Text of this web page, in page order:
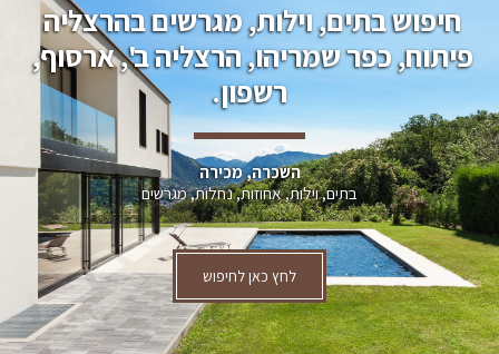
חיפוש בתים, וילות, מגרשים בהרצליה
פיתוח, כפר שמריהו, הרצליה ב', ארסוף,
רשפון.
השכרה, מכירה
בתים, וילות, אחוזות, נחלות, מגרשים
לחץ כאן לחיפוש